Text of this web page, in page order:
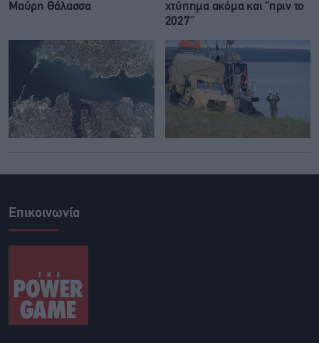
Μαύρη Θάλασσα
χτύπημα ακόμα και “πριν το
2027”
Επικοινωνία